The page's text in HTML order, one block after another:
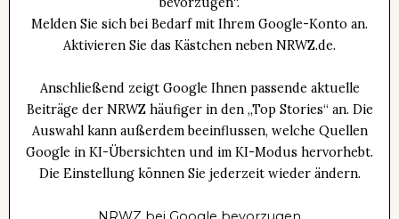
Melden Sie sich bei Bedarf mit Ihrem Google-Konto an.
Aktivieren Sie das Kästchen neben NRWZ.de.
Anschließend zeigt Google Ihnen passende aktuelle
Beiträge der NRWZ häufiger in den „Top Stories“ an. Die
Auswahl kann außerdem beeinflussen, welche Quellen
Google in KI-Übersichten und im KI-Modus hervorhebt.
Die Einstellung können Sie jederzeit wieder ändern.